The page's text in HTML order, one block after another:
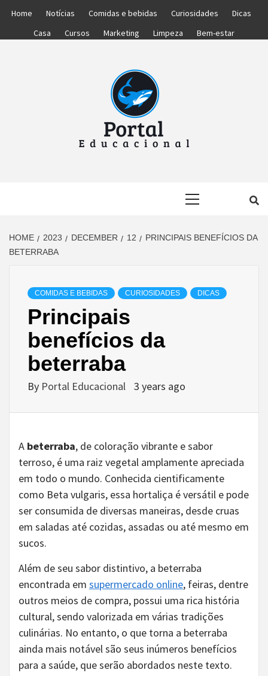
Home Notícias Comidas e bebidas Curiosidades
Dicas
Casa
Cursos Marketing Limpeza Bem-estar
HOME 2023 DECEMBER 12
PRINCIPAIS BENEFÍCIOS DA
BETERRABA
COMIDAS E BEBIDAS CURIOSIDADES DICAS
Principais
benefícios da
beterraba
By Portal Educacional 3 years ago
A beterraba, de coloração vibrante e sabor
terroso, é uma raiz vegetal amplamente apreciada
em todo o mundo. Conhecida cientificamente
como Beta vulgaris, essa hortaliça é versátil e pode
ser consumida de diversas maneiras, desde cruas
em saladas até cozidas, assadas ou até mesmo em
sucos.
Além de seu sabor distintivo, a beterraba
encontrada em supermercado online, feiras, dentre
outros meios de compra, possui uma rica história
cultural, sendo valorizada em várias tradições
culinárias. No entanto, o que torna a beterraba
ainda mais notável são seus inúmeros benefícios
para a saúde, que serão abordados neste texto.